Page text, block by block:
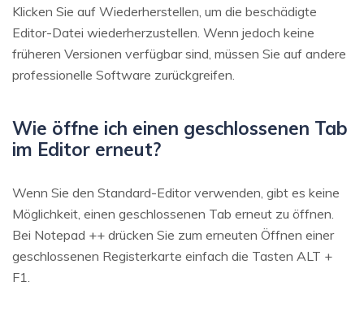
Klicken Sie auf Wiederherstellen, um die beschädigte
Editor-Datei wiederherzustellen. Wenn jedoch keine
früheren Versionen verfügbar sind, müssen Sie auf andere
professionelle Software zurückgreifen.
Wie öffne ich einen geschlossenen Tab
im Editor erneut?
Wenn Sie den Standard-Editor verwenden, gibt es keine
Möglichkeit, einen geschlossenen Tab erneut zu öffnen.
Bei Notepad ++ drücken Sie zum erneuten Öffnen einer
geschlossenen Registerkarte einfach die Tasten ALT +
F1.